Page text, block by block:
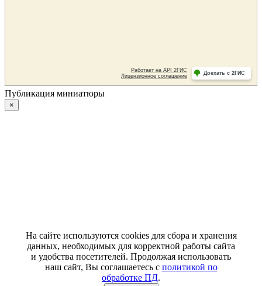
Публикация миниатюры
×
На сайте используются cookies для сбора и хранения
данных, необходимых для корректной работы сайта
и удобства посетителей. Продолжая использовать
наш сайт, Вы соглашаетесь с политикой по
обработке ПД.